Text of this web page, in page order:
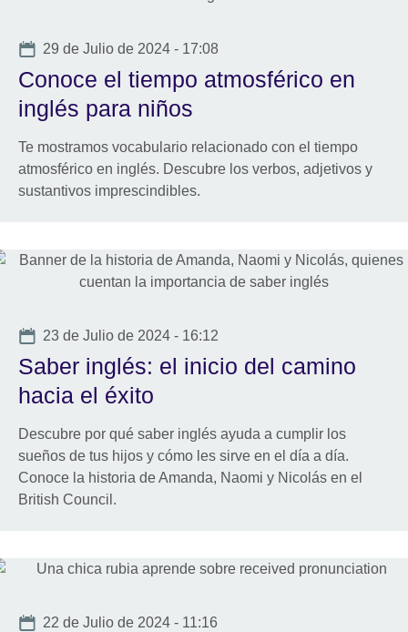
Date
29 de Julio de 2024 - 17:08
Conoce el tiempo atmosférico en
inglés para niños
Te mostramos vocabulario relacionado con el tiempo
atmosférico en inglés. Descubre los verbos, adjetivos y
sustantivos imprescindibles.
Date
23 de Julio de 2024 - 16:12
Saber inglés: el inicio del camino
hacia el éxito
Descubre por qué saber inglés ayuda a cumplir los
sueños de tus hijos y cómo les sirve en el día a día.
Conoce la historia de Amanda, Naomi y Nicolás en el
British Council.
Date
22 de Julio de 2024 - 11:16